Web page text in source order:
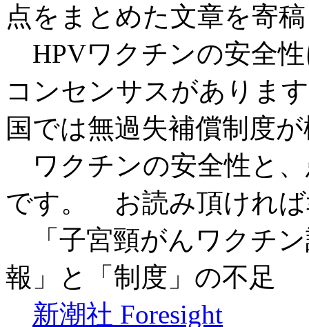
点をまとめた文章を寄
HPVワクチンの安全
コンセンサスがありま
国では無過失補償制度
ワクチンの安全性と
です。 お読み頂ければ
「子宮頸がんワクチ
報」と「制度」の不足
新潮社 Foresight